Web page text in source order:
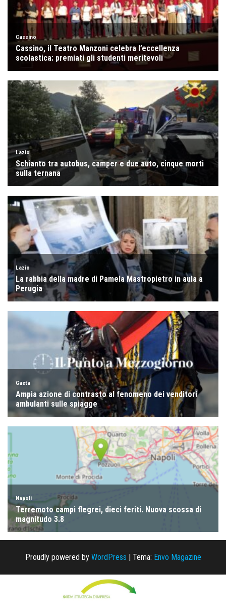
Proudly powered by WordPress Tema: Envo Magazine